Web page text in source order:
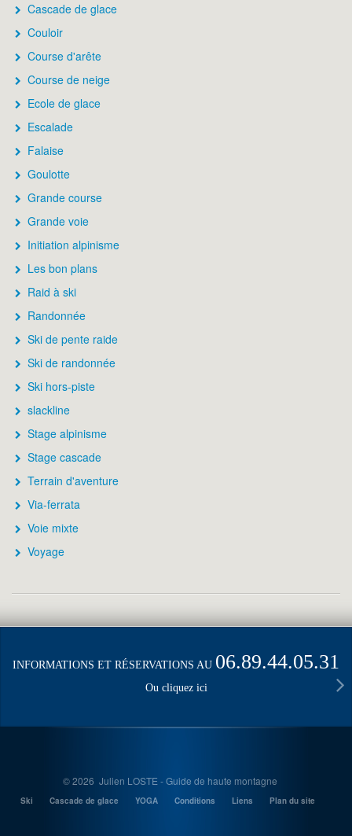
Cascade de glace
Couloir
Course d'arête
Course de neige
Ecole de glace
Escalade
Falaise
Goulotte
Grande course
Grande voie
Initiation alpinisme
Les bon plans
Raid à ski
Randonnée
Ski de pente raide
Ski de randonnée
Ski hors-piste
slackline
Stage alpinisme
Stage cascade
Terrain d'aventure
Via-ferrata
Voie mixte
Voyage
INFORMATIONS ET RÉSERVATIONS AU 06.89.44.05.31
Ou cliquez ici
© 2026 Julien LOSTE - Guide de haute montagne
Ski Cascade de glace YOGA Conditions Liens Plan du site